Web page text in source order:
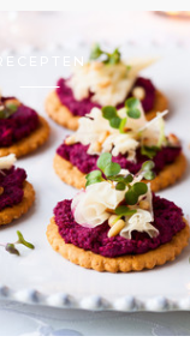
RECEPTEN